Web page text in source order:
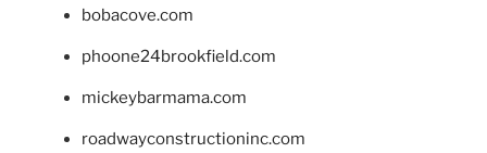
bobacove.com
phoone24brookfield.com
mickeybarmama.com
roadwayconstructioninc.com